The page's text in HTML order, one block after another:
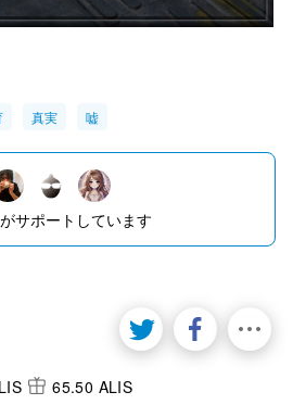
真実 嘘
サポートしています
65.50 ALIS